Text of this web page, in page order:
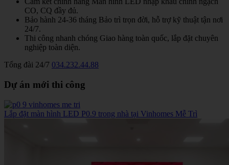
CO, CQ đầy đủ.
Bảo hành 24-36 tháng Bảo trì trọn đời, hỗ trợ kỹ thuật tận nơi
24/7.
Thi công nhanh chóng Giao hàng toàn quốc, lắp đặt chuyên
nghiệp toàn diện.
Tổng đài 24/7 034.232.44.88
Dự án mới thi công
Lắp đặt màn hình LED P0.9 trong nhà tại Vinhomes Mễ Trì